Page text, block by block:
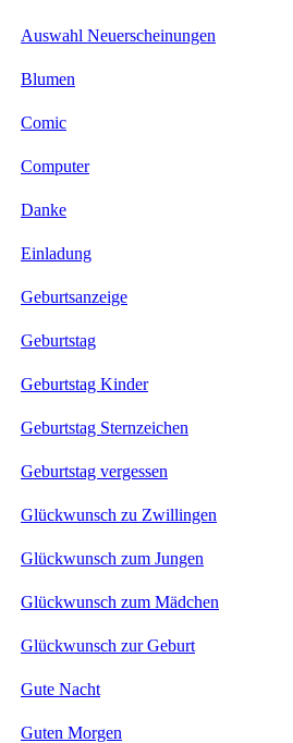
Auswahl Neuerscheinungen
Blumen
Comic
Computer
Danke
Einladung
Geburtsanzeige
Geburtstag
Geburtstag Kinder
Geburtstag Sternzeichen
Geburtstag vergessen
Glückwunsch zu Zwillingen
Glückwunsch zum Jungen
Glückwunsch zum Mädchen
Glückwunsch zur Geburt
Gute Nacht
Guten Morgen